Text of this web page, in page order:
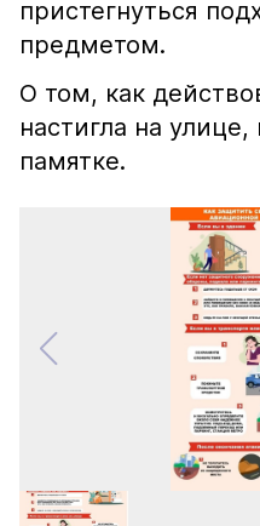
пристегнуться
предметом.
О том, как
настигла на
памятке.